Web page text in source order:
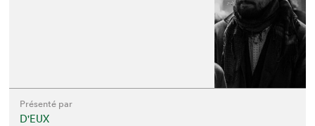
Présenté par
D'EUX